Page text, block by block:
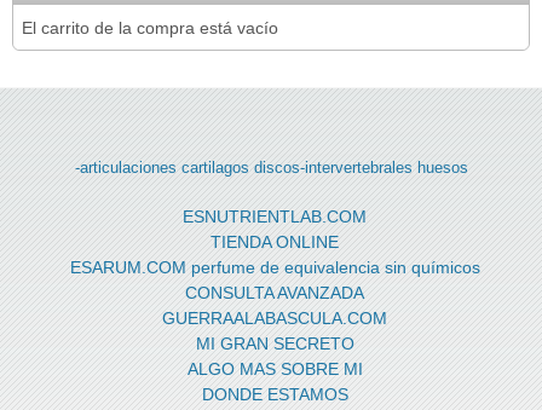
El carrito de la compra está vacío
-articulaciones cartilagos discos-intervertebrales huesos
ESNUTRIENTLAB.COM
TIENDA ONLINE
ESARUM.COM perfume de equivalencia sin químicos
CONSULTA AVANZADA
GUERRAALABASCULA.COM
MI GRAN SECRETO
ALGO MAS SOBRE MI
DONDE ESTAMOS